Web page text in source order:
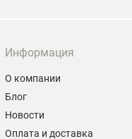
Информация
О компании
Блог
Новости
Оплата и доставка